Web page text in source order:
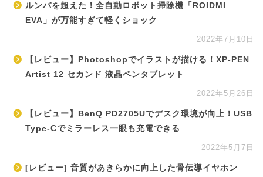
ルンバを超えた！全自動ロボット掃除機「ROIDMI
EVA」が万能すぎて軽くショック
2022年7月10日
【レビュー】Photoshopでイラストが描ける！XP-PEN
Artist 12 セカンド 液晶ペンタブレット
2022年5月26日
【レビュー】BenQ PD2705Uでデスク環境が向上！USB
Type-Cでミラーレス一眼も充電できる
2022年5月7日
[レビュー] 音質があきらかに向上した骨伝導イヤホン